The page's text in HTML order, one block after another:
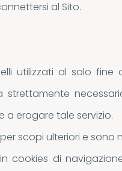
al Sito.
utilizzati al solo
strettamente
a erogare tale servizio.
scopi ulteriori e
cookies di